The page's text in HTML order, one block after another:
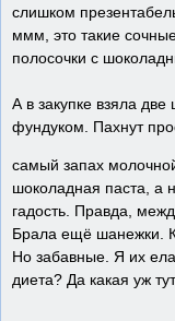
слишком
ммм, это такие
полосочки с
А в закупке взяла
фундуком. Пахнут
самый запах
шоколадная паста, а
гадость. Правда,
Брала ещё шанежки.
Но забавные. Я их
диета? Да какая уж